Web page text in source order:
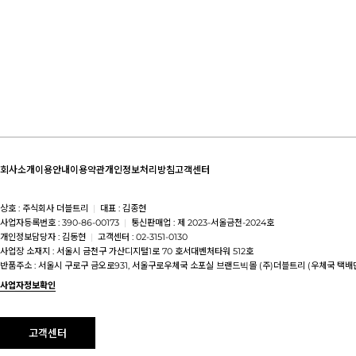
회사소개 이용안내 이용약관개인정보처리방침고객센터
상호 : 주식회사 더블트리 | 대표 : 김종현
사업자등록번호 : 390-86-00173 | 통신판매업 : 제 2023-서울금천-2024호
개인정보담당자 : 김동현 | 고객센터 : 02-3151-0130
사업장 소재지 : 서울시 금천구 가산디지털1로 70 호서대벤처타워 512호
반품주소 : 서울시 구로구 금오로931, 서울구로우체국 소포실 브랜드빅몰 (주)더블트리 (우체국 택배
사업자정보확인
고객센터